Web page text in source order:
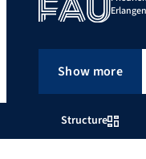
Structure
Show more